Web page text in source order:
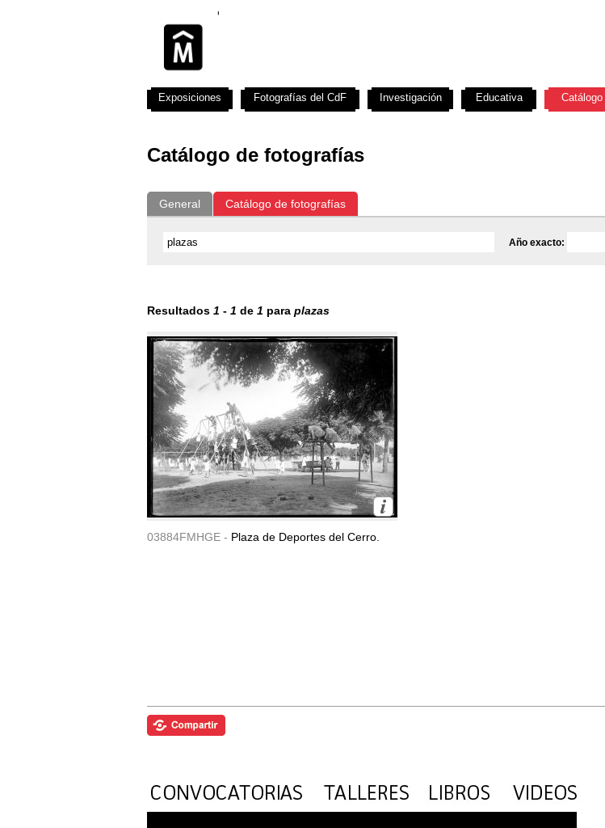
Catálogo de fotografías
General Catálogo de fotografías
Año exacto:
Resultados 1 - 1 de 1 para plazas
03884FMHGE - Plaza de Deportes del Cerro.
Exposiciones Fotografías del CdF Investigación Educativa Catálogo